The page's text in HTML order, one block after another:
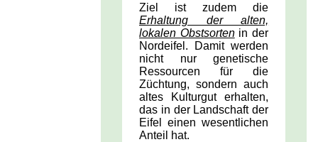
Ziel ist zudem die
Erhaltung der alten,
lokalen Obstsortenin der
Nordeifel. Damit werden
nicht nur genetische
Ressourcen für die
Züchtung, sondern auch
altes Kulturgut erhalten,
das in der Landschaft der
Eifel einen wesentlichen
Anteil hat.